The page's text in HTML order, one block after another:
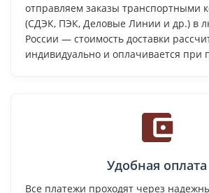
отправляем заказы транспортными
(СДЭК, ПЭК, Деловые Линии и др.) в
России — стоимость доставки
индивидуально и оплачивается при
Удобная оплата
Все платежи проходят через